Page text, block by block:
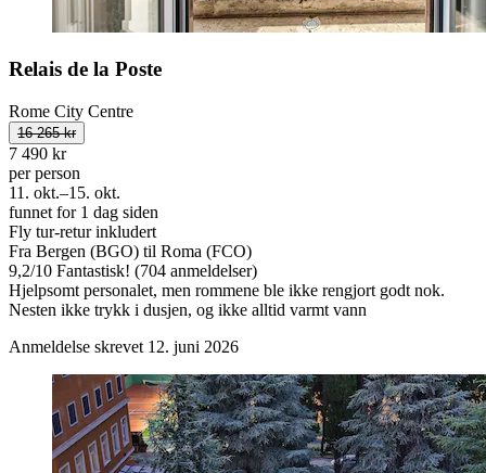
Relais de la Poste
Rome City Centre
16 265 kr
7 490 kr
per person
11. okt.–15. okt.
funnet for 1 dag siden
Fly tur-retur inkludert
Fra Bergen (BGO) til Roma (FCO)
9,2/10 Fantastisk! (704 anmeldelser)
Hjelpsomt personalet, men rommene ble ikke rengjort godt nok.
Nesten ikke trykk i dusjen, og ikke alltid varmt vann
Anmeldelse skrevet 12. juni 2026